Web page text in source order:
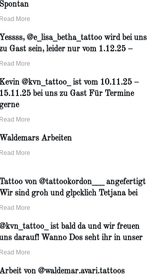
Spontan
Read More
Yessss, @e_lisa_betha_tattoo wird bei uns
Gast sein, leider nur vom 1.12.25 –
Read More
Kevin @kvn_tattoo_ ist vom 10.11.25 –
15.11.25 bei uns zu Gast Für Termine
gerne
Read More
Waldemars Arbeiten
Read More
Tattoo von @tattookordon___ angefertigt
Wir sind groh und glpcklich Tetjana bei
Read More
ist bald da und wir freuen
darauf! Wanno Dos seht ihr in unser
Read More
von @waldemar.avari.tattoos